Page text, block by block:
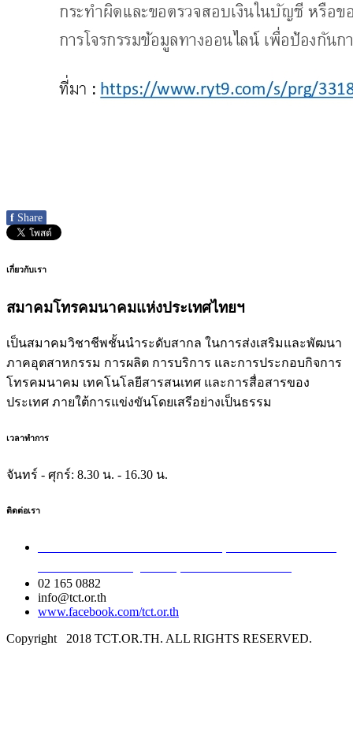
f Share
เกี่ยวกับเรา
สมาคมโทรคมนาคมแห่งประเทศไทยฯ
เป็นสมาคมวิชาชีพชั้นนำระดับสากล ในการส่งเสริมและพัฒนา
ภาคอุตสาหกรรม การผลิต การบริการ และการประกอบกิจการ
โทรคมนาคม เทคโนโลยีสารสนเทศ และการสื่อสารของ
ประเทศ ภายใต้การแข่งขันโดยเสรีอย่างเป็นธรรม
เวลาทำการ
จันทร์ - ศุกร์: 8.30 น. - 16.30 น.
ติดต่อเรา
02 165 0882
info@tct.or.th
www.facebook.com/tct.or.th
Copyright
2018 TCT.OR.TH. ALL RIGHTS RESERVED.